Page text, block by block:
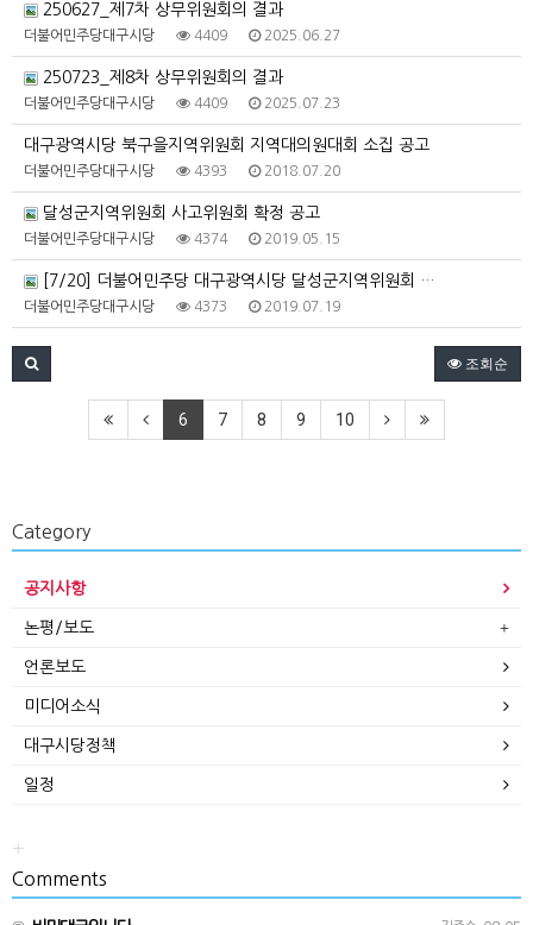
250627_제7차 상무위원회의 결과
더불어민주당대구시당 4409 2025.06.27
250723_제8차 상무위원회의 결과
더불어민주당대구시당 4409 2025.07.23
대구광역시당 북구을지역위원회 지역대의원대회 소집 공고
더불어민주당대구시당 4393 2018.07.20
달성군지역위원회 사고위원회 확정 공고
더불어민주당대구시당 4374 2019.05.15
[7/20] 더불어민주당 대구광역시당 달성군지역위원회 …
더불어민주당대구시당 4373 2019.07.19
조회순
6 7 8 9 10
Category
공지사항
논평/보도
언론보도
미디어소식
대구시당정책
일정
+
Comments